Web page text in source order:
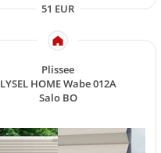
51 EUR
Plissee
LYSEL HOME Wabe 012A
Salo BO